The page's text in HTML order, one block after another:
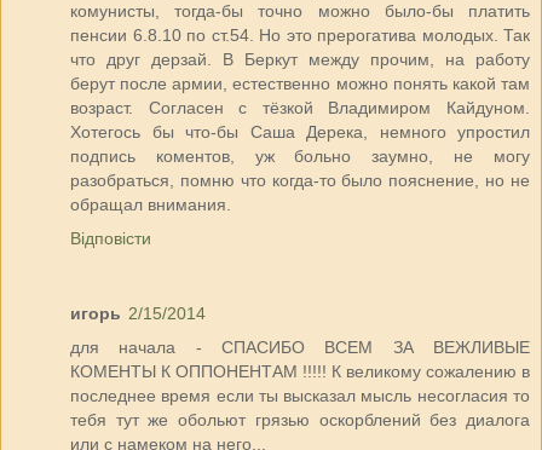
комунисты, тогда-бы точно можно было-бы платить
пенсии 6.8.10 по ст.54. Но это прерогатива молодых. Так
что друг дерзай. В Беркут между прочим, на работу
берут после армии, естественно можно понять какой там
возраст. Согласен с тёзкой Владимиром Кайдуном.
Хотегось бы что-бы Саша Дерека, немного упростил
подпись коментов, уж больно заумно, не могу
разобраться, помню что когда-то было пояснение, но не
обращал внимания.
Відповісти
игорь 2/15/2014
для начала - СПАСИБО ВСЕМ ЗА ВЕЖЛИВЫЕ
КОМЕНТЫ К ОППОНЕНТАМ !!!!! К великому сожалению в
последнее время если ты высказал мысль несогласия то
тебя тут же обольют грязью оскорблений без диалога
или с намеком на него...